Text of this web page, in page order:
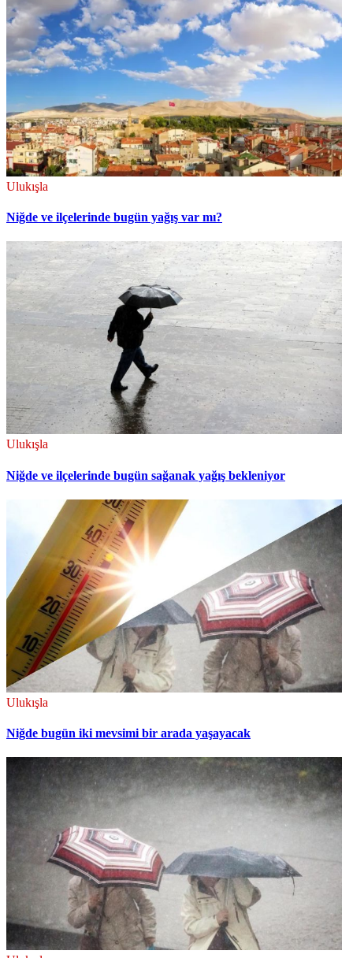
Ulukışla
Niğde ve ilçelerinde bugün yağış var mı?
Ulukışla
Niğde ve ilçelerinde bugün sağanak yağış bekleniyor
Ulukışla
Niğde bugün iki mevsimi bir arada yaşayacak